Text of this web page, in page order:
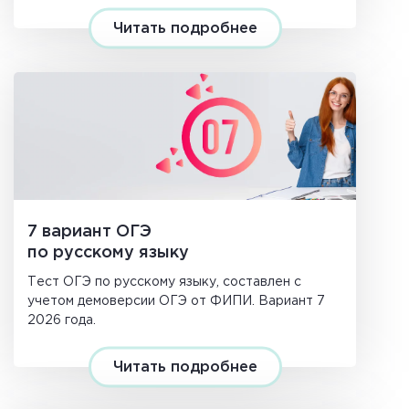
Читать подробнее
7 вариант ОГЭ
по русскому языку
Тест ОГЭ по русскому языку, составлен с
учетом демоверсии ОГЭ от ФИПИ. Вариант 7
2026 года.
Читать подробнее